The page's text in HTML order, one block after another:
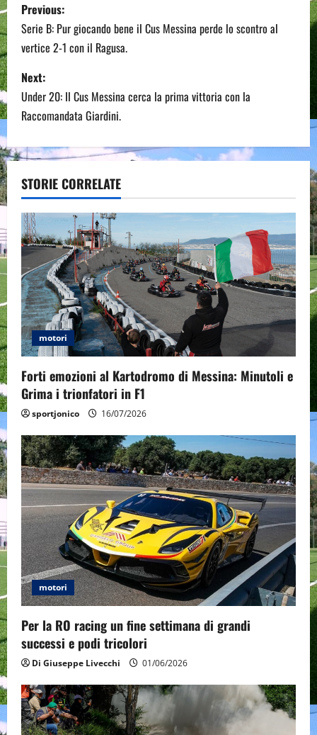
o
s
t
n
a
v
i
g
a
t
i
o
n
Previous:
Serie B: Pur giocando bene il Cus Messina perde lo scontro al
vertice 2-1 con il Ragusa.
Next:
Under 20: Il Cus Messina cerca la prima vittoria con la
Raccomandata Giardini.
STORIE CORRELATE
motori
Forti emozioni al Kartodromo di Messina: Minutoli e
Grima i trionfatori in F1
sportjonico 16/07/2026
motori
Per la RO racing un fine settimana di grandi
successi e podi tricolori
Di Giuseppe Livecchi 01/06/2026